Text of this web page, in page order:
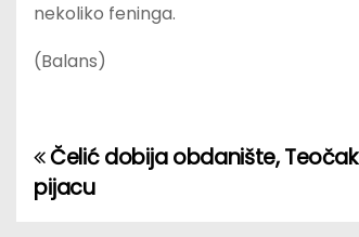
nekoliko feninga.
(Balans)
P
o
Čelić dobija obdanište, Teočak
pijacu